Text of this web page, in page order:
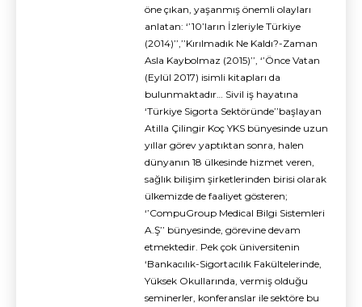
öne çıkan, yaşanmış önemli olayları
anlatan: ‘’10’ların İzleriyle Türkiye
(2014)’’,’’Kırılmadık Ne Kaldı?-Zaman
Asla Kaybolmaz (2015)’’, ‘’Önce Vatan
(Eylül 2017) isimli kitapları da
bulunmaktadır… Sivil iş hayatına
‘Türkiye Sigorta Sektöründe’’başlayan
Atilla Çilingir Koç YKS bünyesinde uzun
yıllar görev yaptıktan sonra, halen
dünyanın 18 ülkesinde hizmet veren,
sağlık bilişim şirketlerinden birisi olarak
ülkemizde de faaliyet gösteren;
‘’CompuGroup Medical Bilgi Sistemleri
A.Ş’’ bünyesinde, görevine devam
etmektedir. Pek çok üniversitenin
‘Bankacılık-Sigortacılık Fakültelerinde,
Yüksek Okullarında, vermiş olduğu
seminerler, konferanslar ile sektöre bu